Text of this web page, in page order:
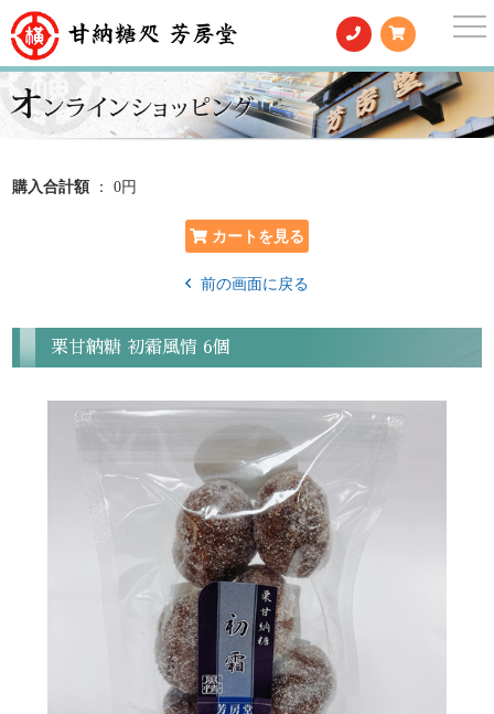
購入合計額 ： 0円
前の画面に戻る
栗甘納糖 初霜風情 6個